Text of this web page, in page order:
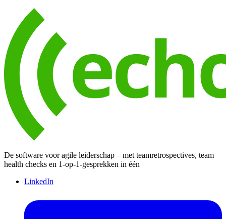
De software voor agile leiderschap – met teamretrospectives, team
health checks en 1-op-1-gesprekken in één
LinkedIn